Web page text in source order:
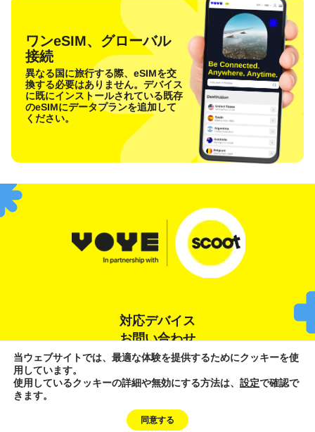
ワンeSIM、グローバル
接続
異なる国に旅行する際、eSIMを交
換する必要はありません。デバイス
に既にインストールされている既存
のeSIMにデータプランを追加して
ください。
対応デバイス
お問い合わせ
利用規約 プライバシーポリシー クッキーポリシー
当ウェブサイトでは、最適な体験を提供するためにクッキーを使
用しています。
使用しているクッキーの詳細や無効にする方法は、 設定で確認で
きます。
同意する